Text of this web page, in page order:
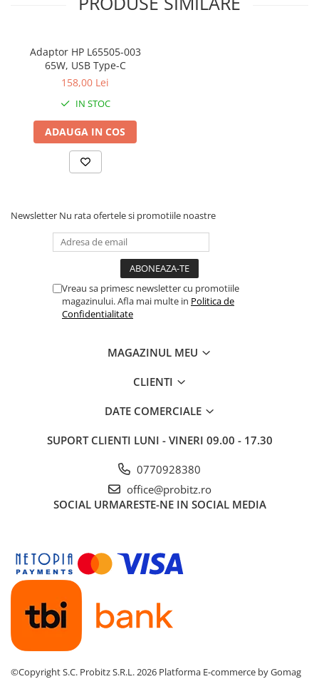
Periferice
Periferice PC
Hard Disk-uri & SSD-uri externe
Tastaturi
Accesorii UPS-uri
Statii GRAFICE NOI
Statii GRAFICE Refurbished
Imprimante&Consumabile
Accesorii Printing
Imprimante laser
Scannere
Switch-uri
Adaptoare PowerLAN
Alte accesorii retea
Access Points & Range Extendere
Placi de retea
Routere Wireless
Adaptor HP L65505-003
65W, USB Type-C
158,00 Lei
IN STOC
ADAUGA IN COS
Newsletter Nu rata ofertele si promotiile noastre
Vreau sa primesc newsletter cu promotiile
magazinului. Afla mai multe in Politica de
Confidentialitate
MAGAZINUL MEU
CLIENTI
DATE COMERCIALE
SUPORT CLIENTI LUNI - VINERI 09.00 - 17.30
0770928380
office@probitz.ro
SOCIAL URMARESTE-NE IN SOCIAL MEDIA
©Copyright S.C. Probitz S.R.L. 2026 Platforma E-commerce by Gomag